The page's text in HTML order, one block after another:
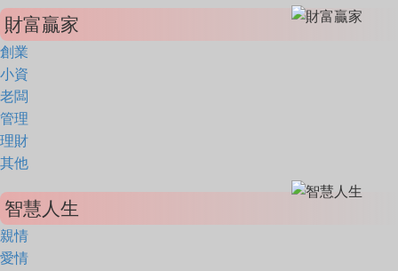
財富贏家
創業
小資
老闆
管理
理財
其他
智慧人生
親情
愛情